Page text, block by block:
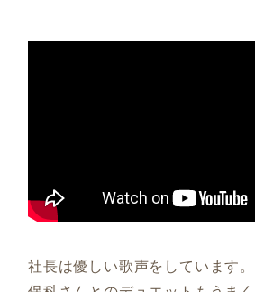
社長は優しい歌声をしています。